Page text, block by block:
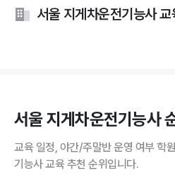
서울 지게차운전기능사 교
서울 지게차운전기능사
교육 일정, 야간/주말반 운영 여부 학
기능사 교육 추천 순위입니다.